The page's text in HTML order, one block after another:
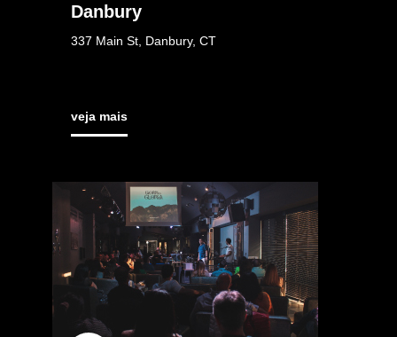
Danbury
337 Main St, Danbury, CT
veja mais